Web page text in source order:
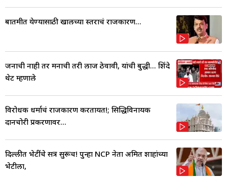
बातमीत येण्यासाठी खालच्या स्तराचं राजकारण...
जनाची नाही तर मनाची तरी लाज ठेवावी, यांची बुद्धी... शिंदे
थेट म्हणाले
विरोधक धर्माचं राजकारण करतायत!; सिद्धिविनायक
दानचोरी प्रकरणावर...
दिल्लीत भेटींचे सत्र सुरूच! पुन्हा NCP नेता अमित शाहांच्या
भेटीला,